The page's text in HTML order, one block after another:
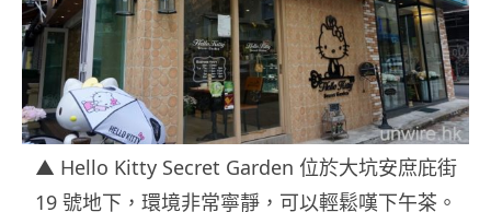
▲ Hello Kitty Secret Garden 位於大坑安庶庇街
19 號地下，環境非常寧靜，可以輕鬆嘆下午茶。